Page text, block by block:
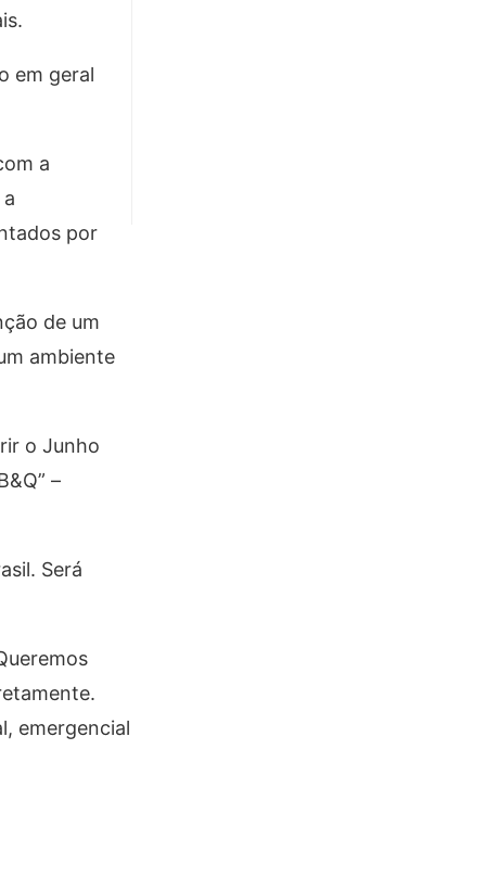
em geral
a
por
de um
ambiente
o Junho
–
Será
emergencial